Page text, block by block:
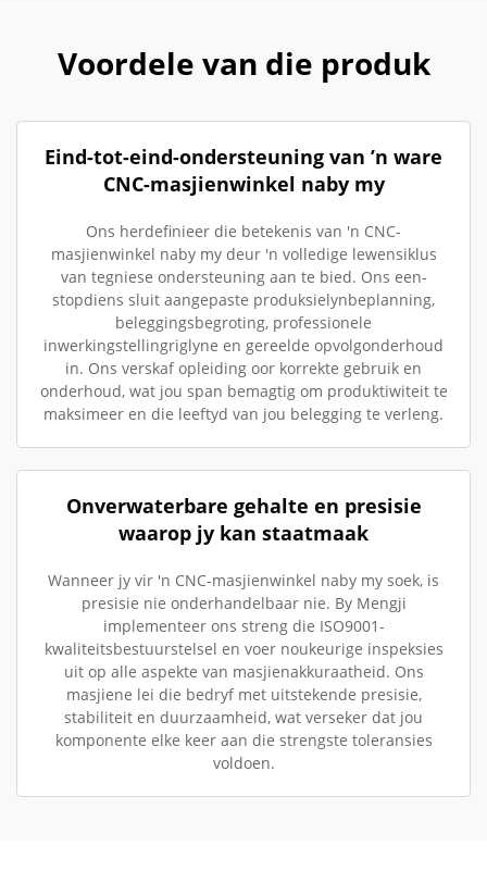
Voordele van die produk
Eind-tot-eind-ondersteuning van ’n ware
CNC-masjienwinkel naby my
Ons herdefinieer die betekenis van 'n CNC-
masjienwinkel naby my deur 'n volledige lewensiklus
van tegniese ondersteuning aan te bied. Ons een-
stopdiens sluit aangepaste produksielynbeplanning,
beleggingsbegroting, professionele
inwerkingstellingriglyne en gereelde opvolgonderhoud
in. Ons verskaf opleiding oor korrekte gebruik en
onderhoud, wat jou span bemagtig om produktiwiteit te
maksimeer en die leeftyd van jou belegging te verleng.
Onverwaterbare gehalte en presisie
waarop jy kan staatmaak
Wanneer jy vir 'n CNC-masjienwinkel naby my soek, is
presisie nie onderhandelbaar nie. By Mengji
implementeer ons streng die ISO9001-
kwaliteitsbestuurstelsel en voer noukeurige inspeksies
uit op alle aspekte van masjienakkuraatheid. Ons
masjiene lei die bedryf met uitstekende presisie,
stabiliteit en duurzaamheid, wat verseker dat jou
komponente elke keer aan die strengste toleransies
voldoen.